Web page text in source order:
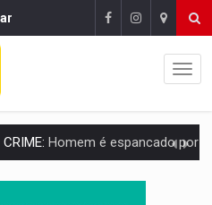
é registrada no shopping após colombiana furtar
online começam a afetar produtividade e rotina